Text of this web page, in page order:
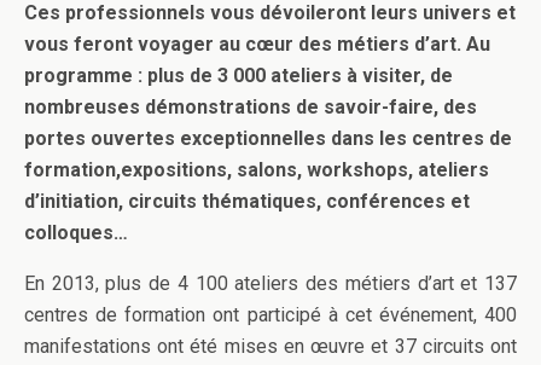
Ces professionnels vous dévoileront leurs univers et
vous feront voyager au cœur des métiers d’art. Au
programme : plus de 3 000 ateliers à visiter, de
nombreuses démonstrations de savoir-faire, des
portes ouvertes exceptionnelles dans les centres de
formation,expositions, salons, workshops, ateliers
d’initiation, circuits thématiques, conférences et
colloques…
En 2013, plus de 4 100 ateliers des métiers d’art et 137
centres de formation ont participé à cet événement, 400
manifestations ont été mises en œuvre et 37 circuits ont